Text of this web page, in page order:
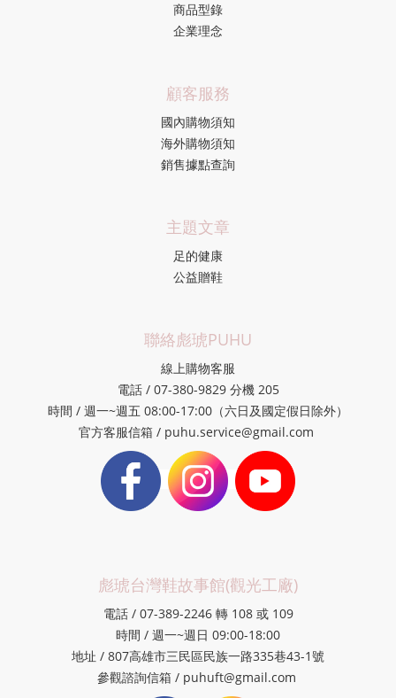
商品型錄
企業理念
顧客服務
國內購物須知
海外購物須知
銷售據點查詢
主題文章
足的健康
公益贈鞋
聯絡彪琥PUHU
線上購物客服
電話 / 07-380-9829 分機 205
時間 / 週一~週五 08:00-17:00（六日及國定假日除外）
官方客服信箱 / puhu.service@gmail.com
彪琥台灣鞋故事館(觀光工廠)
電話 / 07-389-2246 轉 108 或 109
時間 / 週一~週日 09:00-18:00
地址 / 807高雄市三民區民族一路335巷43-1號
參觀諮詢信箱 / puhuft@gmail.com